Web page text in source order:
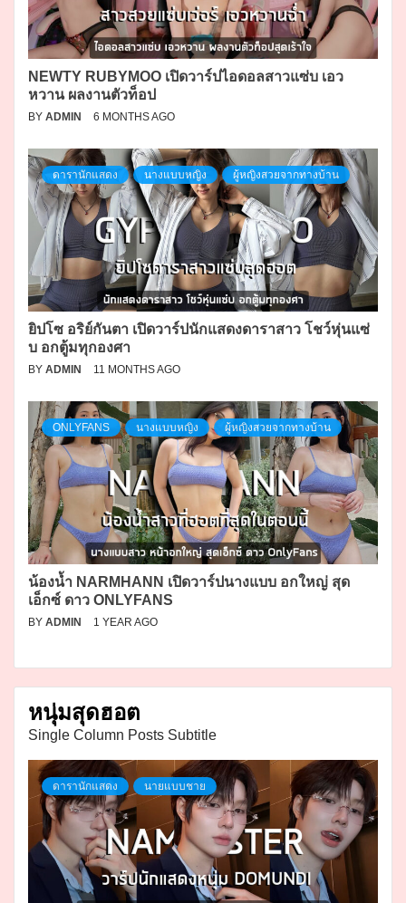
NEWTY RUBYMOO เปิดวาร์ปไอดอลสาวแซ่บ เอว
หวาน ผลงานตัวท็อป
BY ADMIN 6 MONTHS AGO
ดารานักแสดง นางแบบหญิง ผู้หญิงสวยจากทางบ้าน
ยิปโซ อริย์กันตา เปิดวาร์ปนักแสดงดาราสาว โชว์หุ่นแซ่
บ อกตู้มทุกองศา
BY ADMIN 11 MONTHS AGO
ONLYFANS นางแบบหญิง ผู้หญิงสวยจากทางบ้าน
น้องน้ำ NARMHANN เปิดวาร์ปนางแบบ อกใหญ่ สุด
เอ็กซ์ ดาว ONLYFANS
BY ADMIN 1 YEAR AGO
หนุ่มสุดฮอต
Single Column Posts Subtitle
ดารานักแสดง นายแบบชาย